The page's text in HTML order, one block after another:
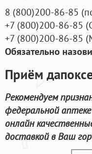
8 (800)200-86-85 (
+7 (800)200-86-85 (
+7 (800)200-86-85 (
Обязательно
Приём
Рекомендуем
федеральной
онлайн
доставкой в Ваш